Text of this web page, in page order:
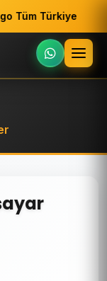
Tüm Türkiye